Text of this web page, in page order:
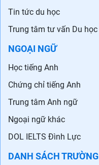
Tin tức du học
Trung tâm tư vấn Du học
NGOẠI NGỮ
Học tiếng Anh
Chứng chỉ tiếng Anh
Trung tâm Anh ngữ
Ngoại ngữ khác
DOL IELTS Đình Lực
DANH SÁCH TRƯỜNG